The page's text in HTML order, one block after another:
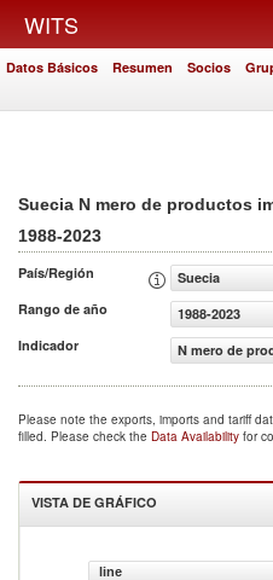
WITS
Datos Básicos Resumen Socios
Suecia N mero de productos
1988-2023
País/Región
Suecia
Rango de año
1988-2023
Indicador
N mero de
Please note the exports, imports and tariff
filled. Please check the Data Availability for
VISTA DE GRÁFICO
line